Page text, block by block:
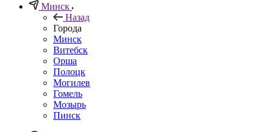
Минск
Назад
Города
Минск
Витебск
Орша
Полоцк
Могилев
Гомель
Мозырь
Пинск